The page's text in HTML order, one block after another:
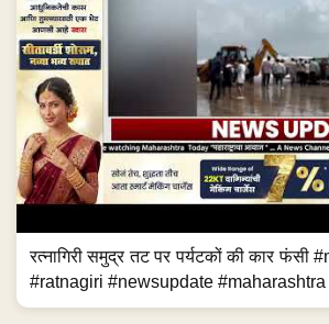
रत्नागिरी समुद्र तट पर पर्यटकों की कार
#ratnagiri #newsupdate #maharashtra